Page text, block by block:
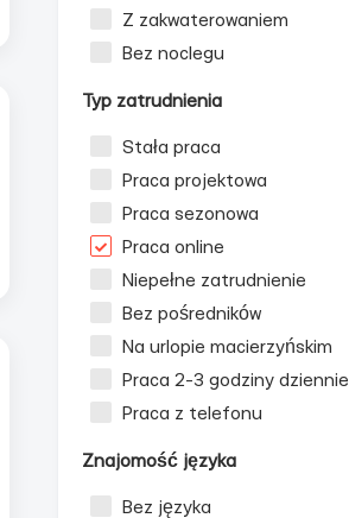
Z zakwaterowaniem
Bez noclegu
Typ zatrudnienia
Stała praca
Praca projektowa
Praca sezonowa
Praca online
Niepełne zatrudnienie
Bez pośredników
Na urlopie macierzyńskim
Praca 2-3 godziny dziennie
Praca z telefonu
Znajomość języka
Bez języka